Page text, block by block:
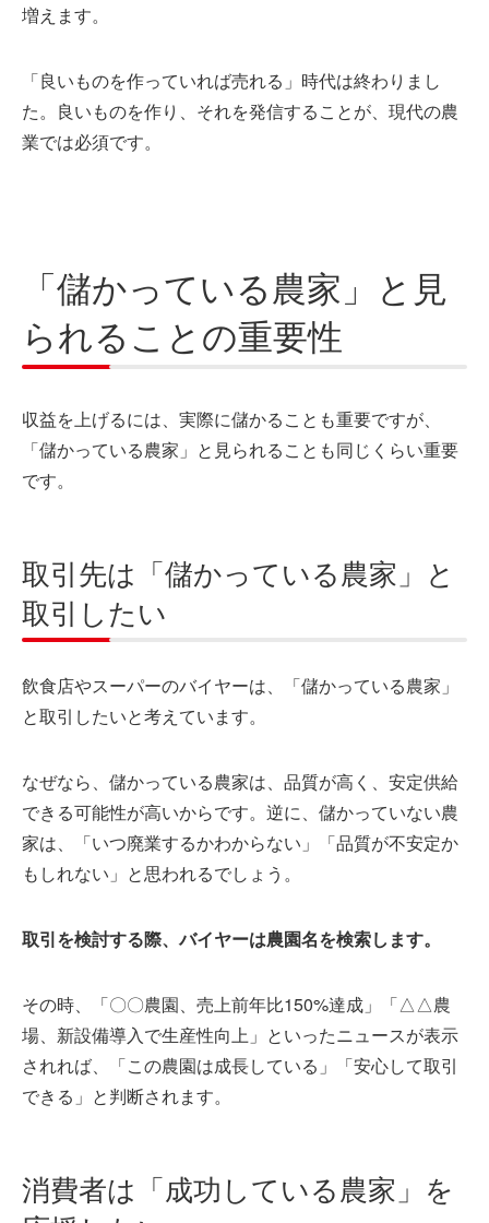
増えます。
「良いものを作っていれば売れる」時代は終わりまし
た。良いものを作り、それを発信することが、現代の農
業では必須です。
「儲かっている農家」と見
られることの重要性
収益を上げるには、実際に儲かることも重要ですが、
「儲かっている農家」と見られることも同じくらい重要
です。
取引先は「儲かっている農家」と
取引したい
飲食店やスーパーのバイヤーは、「儲かっている農家」
と取引したいと考えています。
なぜなら、儲かっている農家は、品質が高く、安定供給
できる可能性が高いからです。逆に、儲かっていない農
家は、「いつ廃業するかわからない」「品質が不安定か
もしれない」と思われるでしょう。
取引を検討する際、バイヤーは農園名を検索します。
その時、「〇〇農園、売上前年比150%達成」「△△農
場、新設備導入で生産性向上」といったニュースが表示
されれば、「この農園は成長している」「安心して取引
できる」と判断されます。
消費者は「成功している農家」を